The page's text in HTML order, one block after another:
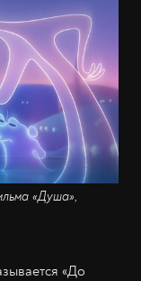
«Душа»,
«До